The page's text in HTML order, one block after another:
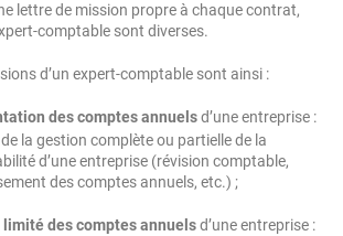
lettre de mission propre à chaque contrat,
comptable sont diverses.
d’un expert-comptable sont ainsi :
des comptes annuelsd’une entreprise :
de la gestion complète ou partielle de la
d’une entreprise (révision comptable,
des comptes annuels, etc.) ;
limité des comptes annuelsd’une entreprise :